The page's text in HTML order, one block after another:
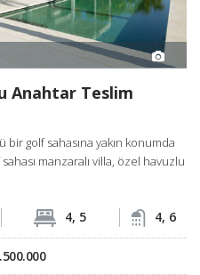
Anahtar Teslim
golf sahasına yakın konumda
manzaralı villa, özel havuzlu
4, 5 4, 6